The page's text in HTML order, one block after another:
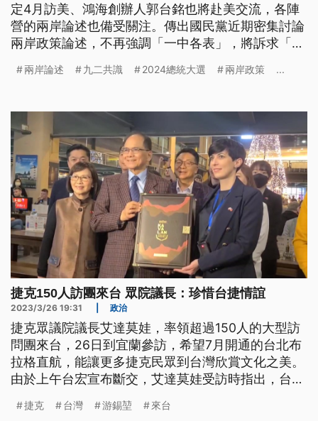
定4月訪美、鴻海創辦人郭台銘也將赴美交流，各陣
營的兩岸論述也備受關注。傳出國民黨近期密集討論
兩岸政策論述，不再強調「一中各表」，將訴求「九
有這樣的討論。
兩岸論述 九二共識 2024總統大選 兩岸政策 ...
捷克150人訪團來台 眾院議長：珍惜台捷情誼
2023/3/26 19:31 政治
捷克眾議院議長艾達莫娃，率領超過150人的大型訪
問團來台，26日到宜蘭參訪，希望7月開通的台北布
拉格直航，能讓更多捷克民眾到台灣欣賞文化之美。
由於上午台宏宣布斷交，艾達莫娃受訪時指出，台捷
捷克 台灣 游錫堃 來台